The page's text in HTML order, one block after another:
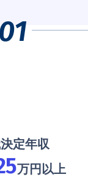
定年収
万円以上